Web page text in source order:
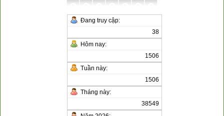
Đang truy cập:
38
Hôm nay:
1506
Tuần này:
1506
Tháng này:
38549